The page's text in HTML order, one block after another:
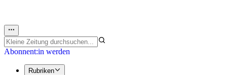
Abonnent:in werden
Rubriken